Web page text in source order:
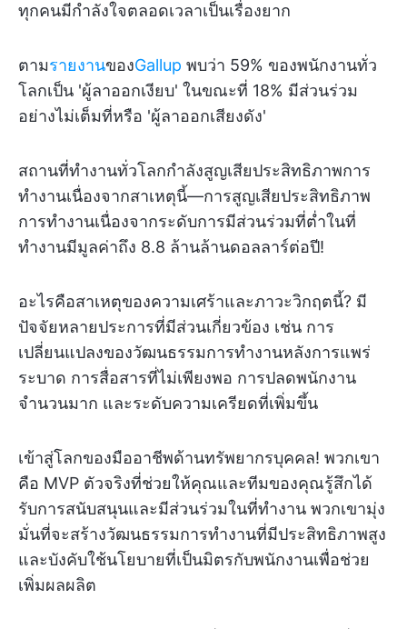
ทุกคนมีกำลังใจตลอดเวลาเป็นเรื่องยาก
ตามรายงานของGallup พบว่า 59% ของพนักงานทั่ว
โลกเป็น 'ผู้ลาออกเงียบ' ในขณะที่ 18% มีส่วนร่วม
อย่างไม่เต็มที่หรือ 'ผู้ลาออกเสียงดัง'
สถานที่ทำงานทั่วโลกกำลังสูญเสียประสิทธิภาพการ
ทำงานเนื่องจากสาเหตุนี้—การสูญเสียประสิทธิภาพ
การทำงานเนื่องจากระดับการมีส่วนร่วมที่ต่ำในที่
ทำงานมีมูลค่าถึง 8.8 ล้านล้านดอลลาร์ต่อปี!
อะไรคือสาเหตุของความเศร้าและภาวะวิกฤตนี้? มี
ปัจจัยหลายประการที่มีส่วนเกี่ยวข้อง เช่น การ
เปลี่ยนแปลงของวัฒนธรรมการทำงานหลังการแพร่
ระบาด การสื่อสารที่ไม่เพียงพอ การปลดพนักงาน
จำนวนมาก และระดับความเครียดที่เพิ่มขึ้น
เข้าสู่โลกของมืออาชีพด้านทรัพยากรบุคคล! พวกเขา
คือ MVP ตัวจริงที่ช่วยให้คุณและทีมของคุณรู้สึกได้
รับการสนับสนุนและมีส่วนร่วมในที่ทำงาน พวกเขามุ่ง
มั่นที่จะสร้างวัฒนธรรมการทำงานที่มีประสิทธิภาพสูง
และบังคับใช้นโยบายที่เป็นมิตรกับพนักงานเพื่อช่วย
เพิ่มผลผลิต